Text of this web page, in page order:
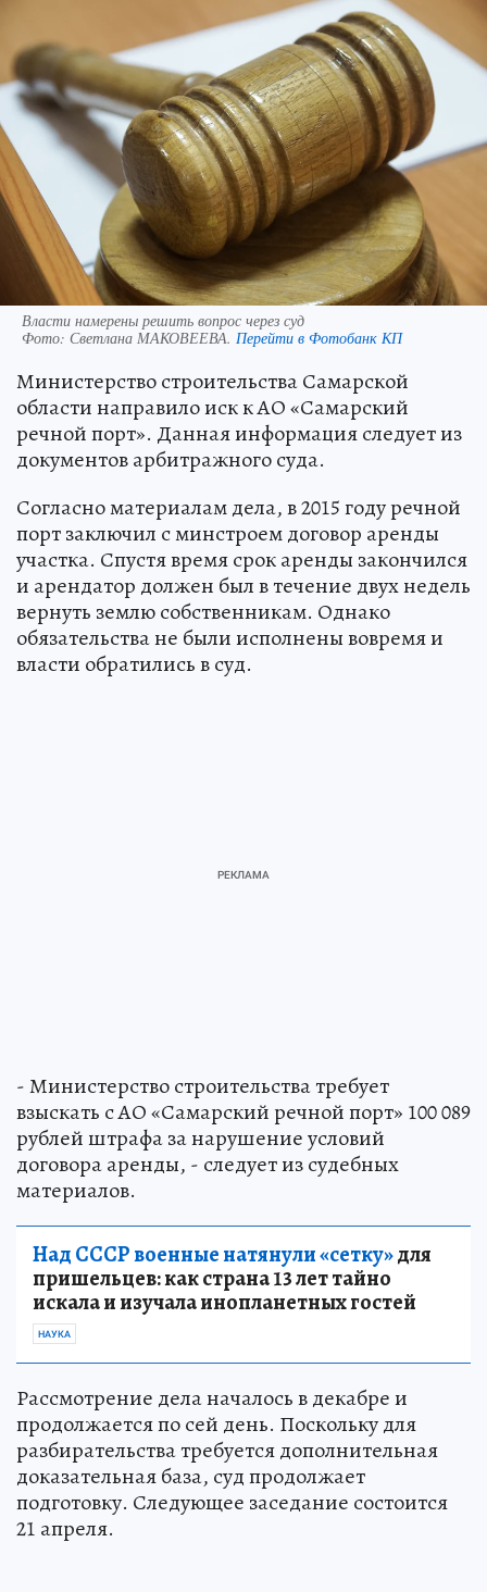
Власти намерены решить вопрос через суд
Фото: Светлана МАКОВЕЕВА. Перейти в Фотобанк КП
Министерство строительства Самарской
области направило иск к АО «Самарский
речной порт». Данная информация следует из
документов арбитражного суда.
Согласно материалам дела, в 2015 году речной
порт заключил с минстроем договор аренды
участка. Спустя время срок аренды закончился
и арендатор должен был в течение двух недель
вернуть землю собственникам. Однако
обязательства не были исполнены вовремя и
власти обратились в суд.
- Министерство строительства требует
взыскать с АО «Самарский речной порт» 100 089
рублей штрафа за нарушение условий
договора аренды, - следует из судебных
материалов.
Над СССР военные натянули «сетку»для
пришельцев: как страна 13 лет тайно
искала и изучала инопланетных гостей
НАУКА
Рассмотрение дела началось в декабре и
продолжается по сей день. Поскольку для
разбирательства требуется дополнительная
доказательная база, суд продолжает
подготовку. Следующее заседание состоится
21 апреля.